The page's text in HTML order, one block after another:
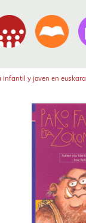
infantil y joven en euskara